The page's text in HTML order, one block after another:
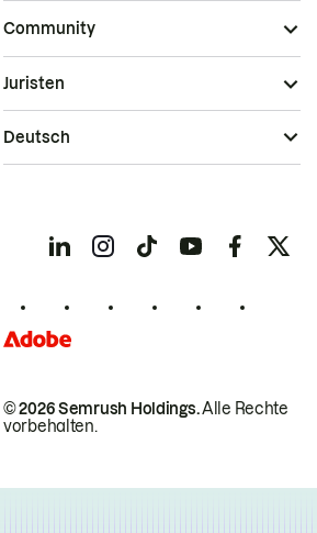
Community
© 2026 Semrush Holdings.Alle Rechte
vorbehalten.
Juristen
Deutsch